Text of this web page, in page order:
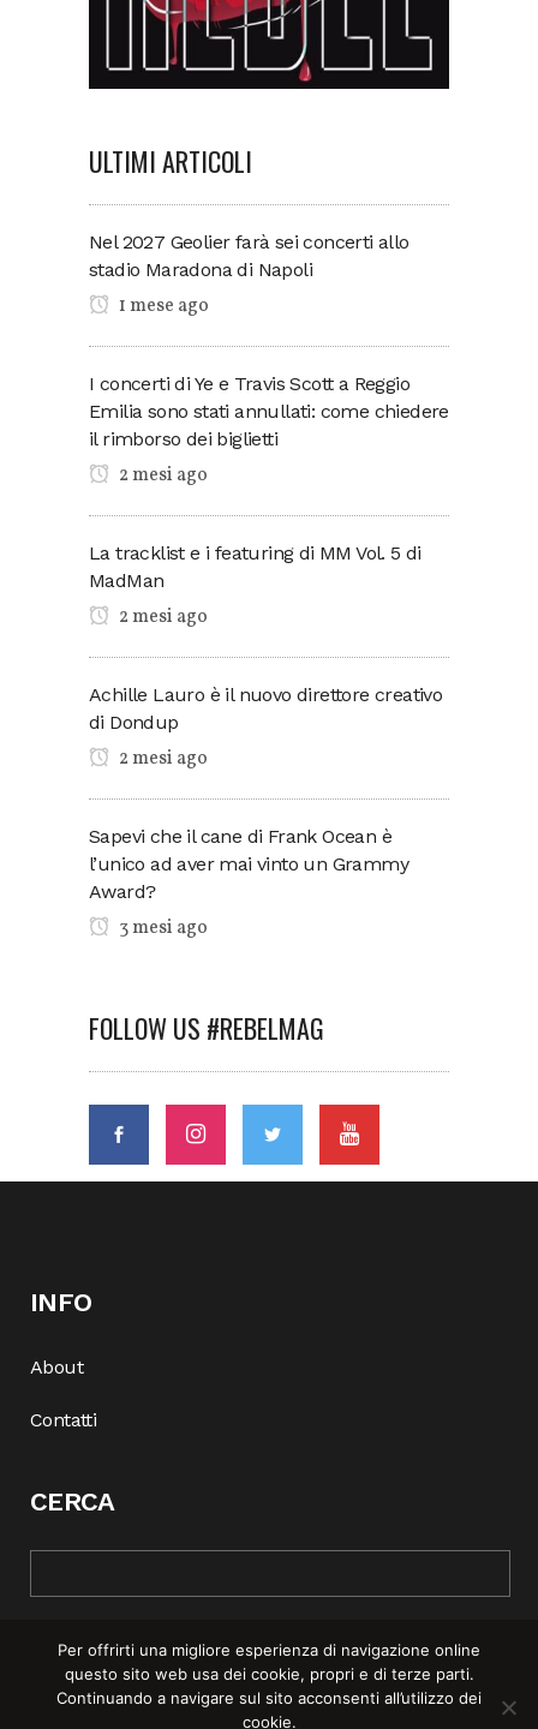
ULTIMI ARTICOLI
Nel 2027 Geolier farà sei concerti allo
stadio Maradona di Napoli
1 mese ago
I concerti di Ye e Travis Scott a Reggio
Emilia sono stati annullati: come chiedere
il rimborso dei biglietti
2 mesi ago
La tracklist e i featuring di MM Vol. 5 di
MadMan
2 mesi ago
Achille Lauro è il nuovo direttore creativo
di Dondup
2 mesi ago
Sapevi che il cane di Frank Ocean è
l’unico ad aver mai vinto un Grammy
Award?
3 mesi ago
FOLLOW US #REBELMAG
INFO
About
Contatti
CERCA
Per offrirti una migliore esperienza di navigazione online
questo sito web usa dei cookie, propri e di terze parti.
Continuando a navigare sul sito acconsenti all’utilizzo dei
cookie.